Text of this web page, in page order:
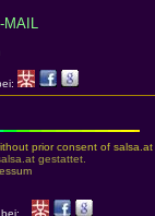
MAIL
prior consent of salsa.at .
gestattet.